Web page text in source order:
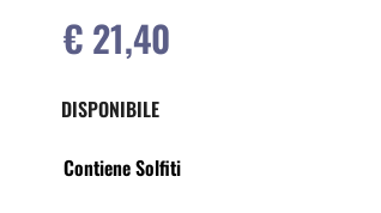
€ 21,40
DISPONIBILE
Contiene Solfiti